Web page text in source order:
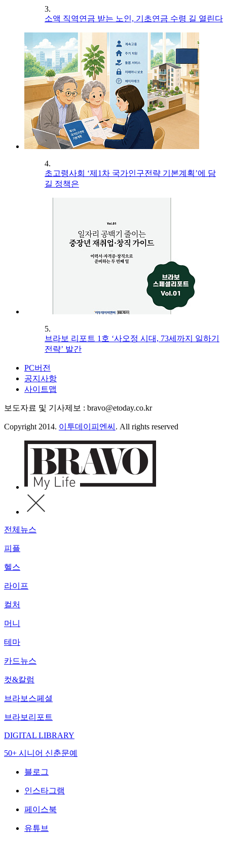
3.
소액 직역연금 받는 노인, 기초연금 수령 길 열린다
4.
초고령사회 ‘제1차 국가인구전략 기본계획’에 담
길 정책은
5.
브라보 리포트 1호 ‘사오정 시대, 73세까지 일하기
전략’ 발간
PC버전
공지사항
사이트맵
보도자료 및 기사제보 : bravo@etoday.co.kr
Copyright 2014. 이투데이피엔씨 . All rights reserved
전체뉴스
피플
헬스
라이프
컬처
머니
테마
카드뉴스
컷&칼럼
브라보스페셜
브라보리포트
DIGITAL LIBRARY
50+ 시니어 신춘문예
블로그
인스타그램
페이스북
유튜브